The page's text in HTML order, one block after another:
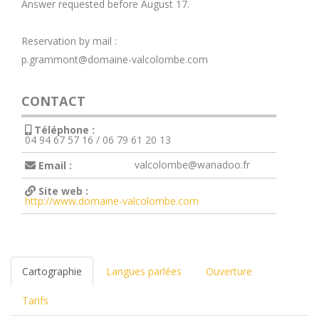
Answer requested before August 17.
Reservation by mail :
p.grammont@domaine-valcolombe.com
CONTACT
Téléphone :
04 94 67 57 16 / 06 79 61 20 13
Email :
valcolombe@wanadoo.fr
Site web :
http://www.domaine-valcolombe.com
Cartographie Langues parlées Ouverture
Tarifs